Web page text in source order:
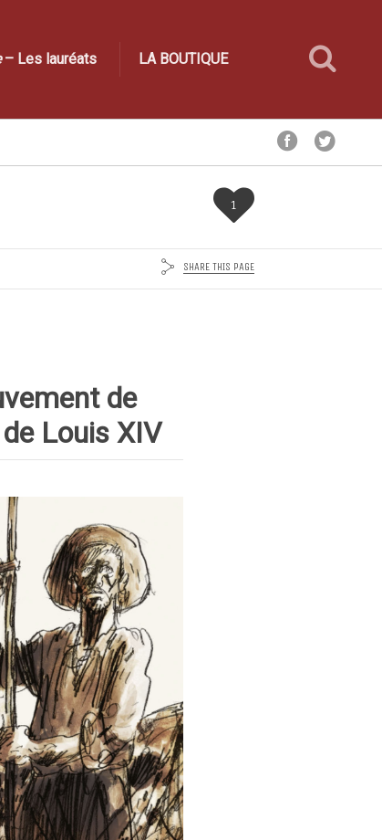
– Les lauréats LA BOUTIQUE
1
SHARE THIS PAGE
de
Louis XIV